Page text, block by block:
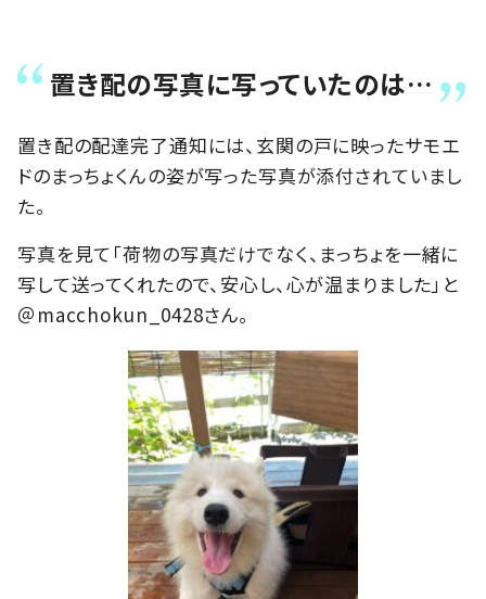
置き配の写真に写っていたのは…
置き配の配達完了通知には、玄関の戸に映ったサモエ
ドのまっちょくんの姿が写った写真が添付されていまし
た。
写真を見て「荷物の写真だけでなく、まっちょを一緒に
写して送ってくれたので、安心し、心が温まりました」と
＠macchokun_0428さん。